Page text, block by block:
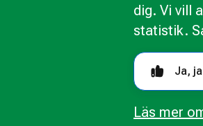
dig. Vi vill
statistik.
Ja,
Läs mer
Kakor
Följ oss i